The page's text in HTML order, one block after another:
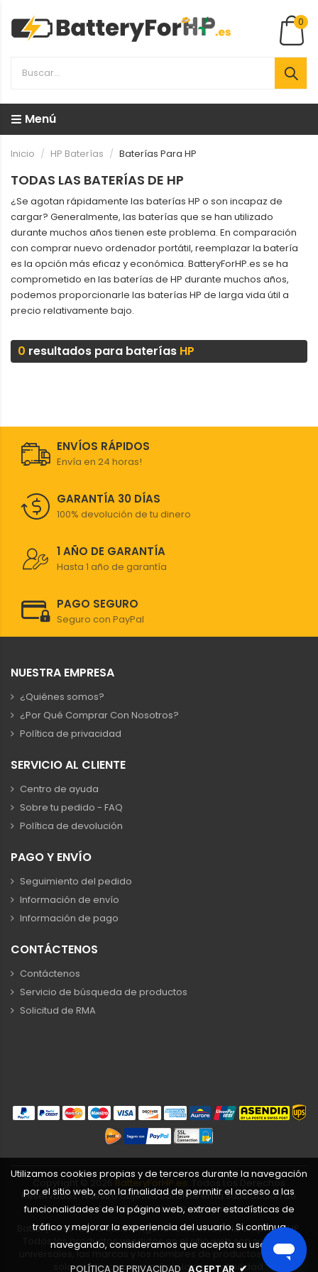
0
Menú
Inicio HP Baterías Baterías Para HP
TODAS LAS BATERÍAS DE HP
¿Se agotan rápidamente las baterías HP o son incapaz de
cargar? Generalmente, las baterías que se han utilizado
durante muchos años tienen este problema. En comparación
con comprar nuevo ordenador portátil, reemplazar la batería
es la opción más eficaz y económica. BatteryForHP.es se ha
comprometido en las baterías de HP durante muchos años,
podemos proporcionarle las baterías HP de larga vida útil a
precio relativamente bajo.
0 resultados para baterías HP
ENVÍOS RÁPIDOS
Envía en 24 horas!
GARANTÍA 30 DÍAS
100% devolución de tu dinero
1 AÑO DE GARANTÍA
Hasta 1 año de garantía
PAGO SEGURO
Seguro con PayPal
NUESTRA EMPRESA
¿Quiénes somos?
¿Por Qué Comprar Con Nosotros?
Política de privacidad
SERVICIO AL CLIENTE
Centro de ayuda
Sobre tu pedido - FAQ
Política de devolución
PAGO Y ENVÍO
Seguimiento del pedido
Información de envío
Información de pago
CONTÁCTENOS
Contáctenos
Servicio de búsqueda de productos
Solicitud de RMA
2026 BatteryForHP.es . Todos Los Derechos
Reservados. Nuestro objetivo consiste en la satisfacción de
nuestros clientes Nuestras ventajas.
BatteryForHP.es no tiene ninguna relación con la empresa HP.
Todos los productos vendidos en el sitio web son sustitutos
universales, las marcas y los nombres de productos listados
solo se utilizan para indicar la compatibilidad.
Utilizamos cookies propias y de terceros durante la navegación
por el sitio web, con la finalidad de permitir el acceso a las
funcionalidades de la página web, extraer estadísticas de
tráfico y mejorar la experiencia del usuario. Si continua
navegando, consideramos que acepta su uso.
POLÍTICA DE PRIVACIDAD ACEPTAR ✔